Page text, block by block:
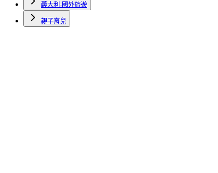
義大利-國外旅遊
親子育兒